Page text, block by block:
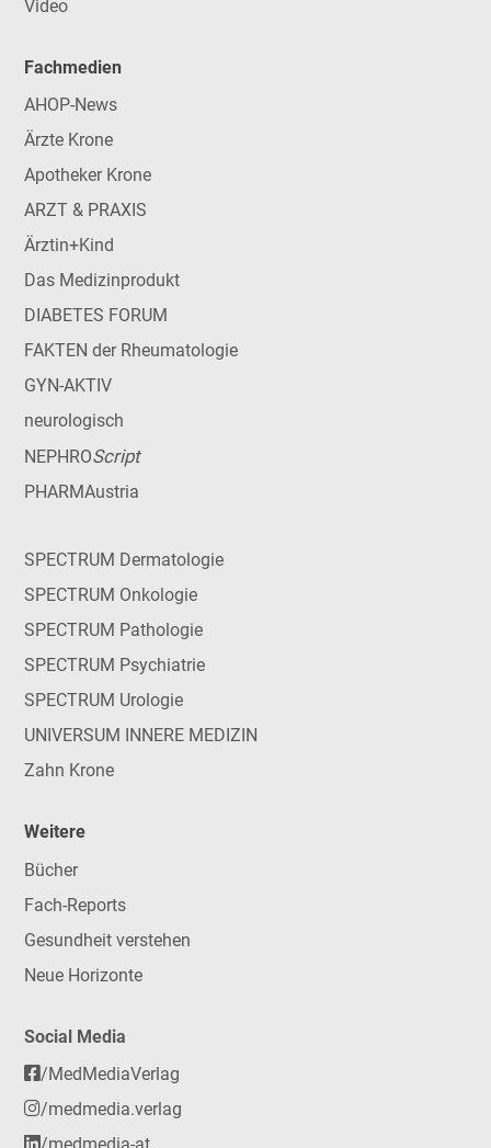
Video
Fachmedien
AHOP-News
Ärzte Krone
Apotheker Krone
ARZT & PRAXIS
Ärztin+Kind
Das Medizinprodukt
DIABETES FORUM
FAKTEN der Rheumatologie
GYN-AKTIV
neurologisch
NEPHROScript
PHARMAustria
SPECTRUM Dermatologie
SPECTRUM Onkologie
SPECTRUM Pathologie
SPECTRUM Psychiatrie
SPECTRUM Urologie
UNIVERSUM INNERE MEDIZIN
Zahn Krone
Weitere
Bücher
Fach-Reports
Gesundheit verstehen
Neue Horizonte
Social Media
/MedMediaVerlag
/medmedia.verlag